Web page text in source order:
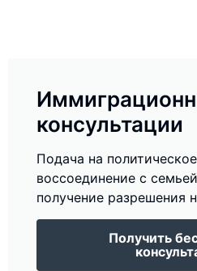
консультации
Подача на
воссоединение с
получение разрешения
Получить